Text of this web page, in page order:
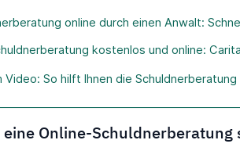
online durch einen Anwalt:
kostenlos und online:
Video: So hilft Ihnen die
Online-Schuldnerberatung